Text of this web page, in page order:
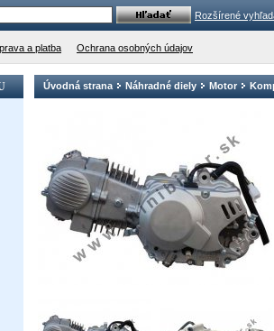
Rozšírené
a platba Ochrana osobných údajov
Úvodná strana Náhradné diely Motor